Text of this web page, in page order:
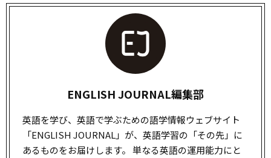
ENGLISH JOURNAL編集部
英語を学び、英語で学ぶための語学情報ウェブサイト
「ENGLISH JOURNAL」が、英語学習の「その先」に
あるものをお届けします。 単なる英語の運用能力にと